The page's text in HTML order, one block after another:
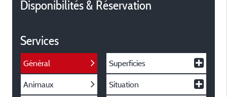
Disponibilités & Réservation
Services
Général
Animaux
Superficies
Situation